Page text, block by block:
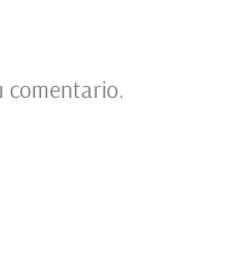
comentario.